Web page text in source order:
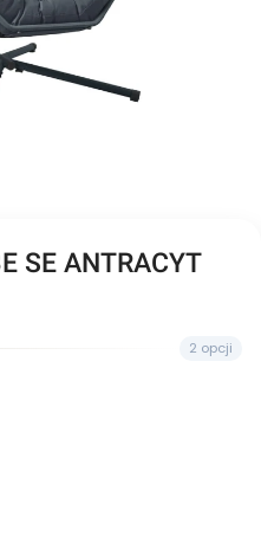
SE ANTRACYT
2 opcji